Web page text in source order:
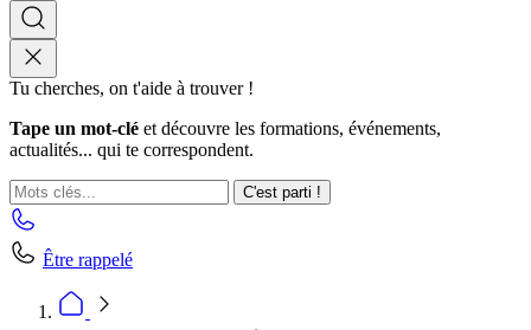
Tu cherches, on t'aide à trouver !
Tape un mot-clé et découvre les formations, événements,
actualités... qui te correspondent.
C'est parti !
Être rappelé